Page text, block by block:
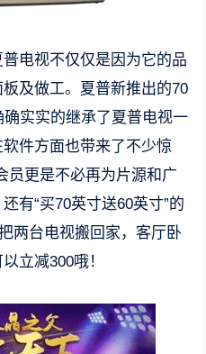
电视不仅仅是因为它的品
及做工。夏普新推出的70
实实的继承了夏普电视一
件方面也带来了不少惊
员更是不必再为片源和广
有“买70英寸送60英寸”的
两台电视搬回家，客厅卧
立减300哦！